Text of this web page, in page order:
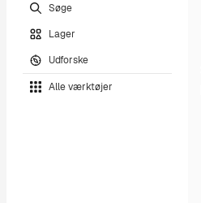
Søge
Lager
Udforske
Alle værktøjer